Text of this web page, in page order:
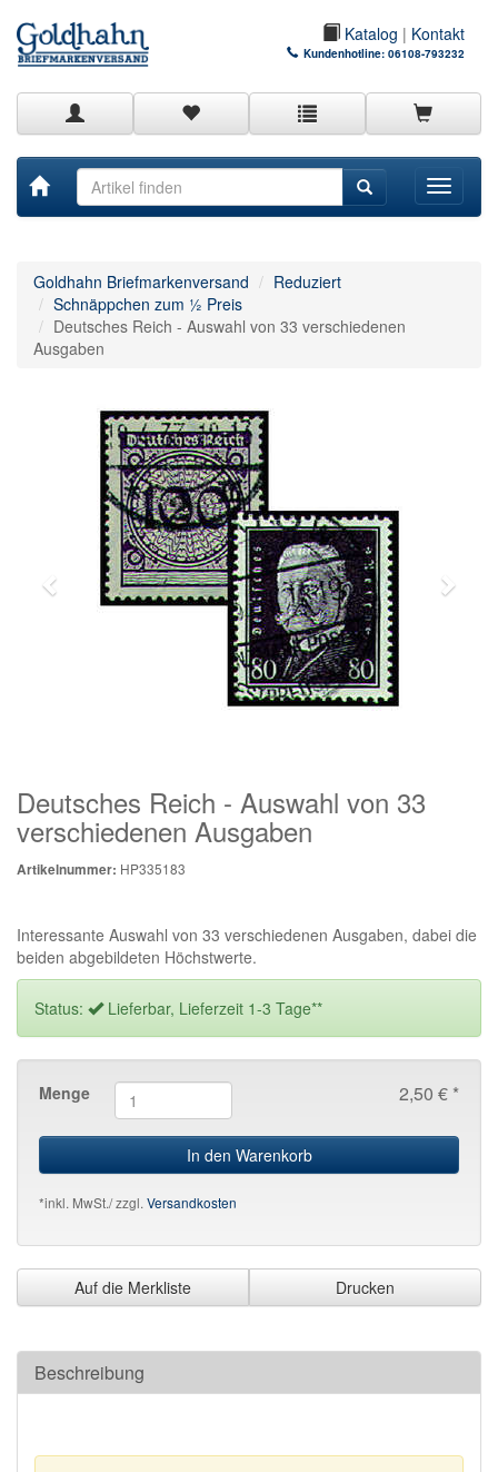
Katalog | Kontakt
Kundenhotline: 06108-793232
Toggle
Goldhahn Briefmarkenversand
Reduziert
Schnäppchen zum ½ Preis
Deutsches Reich - Auswahl von 33 verschiedenen
Ausgaben
Deutsches Reich - Auswahl von 33
verschiedenen Ausgaben
Artikelnummer: HP335183
Interessante Auswahl von 33 verschiedenen Ausgaben, dabei die
beiden abgebildeten Höchstwerte.
Status: Lieferbar, Lieferzeit 1-3 Tage**
2,50 € *
Menge
In den Warenkorb
*inkl. MwSt./ zzgl.Versandkosten
Auf die Merkliste Drucken
Beschreibung